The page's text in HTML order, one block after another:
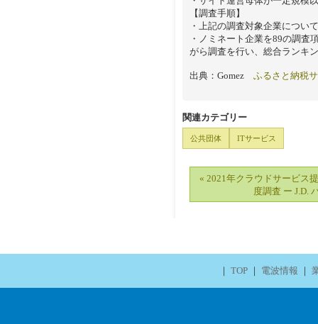
【調査手順】
・上記の調査対象企業につい
・ノミネート企業を89の調査
がら調査を行い、総合ランキ
出典：Gomez ふるさと納税
関連カテゴリー
公共団体 ITサービス
« 2021年クラウドサービス
度調査 ー J.D.
｜ TOP｜ 電波情報 ｜